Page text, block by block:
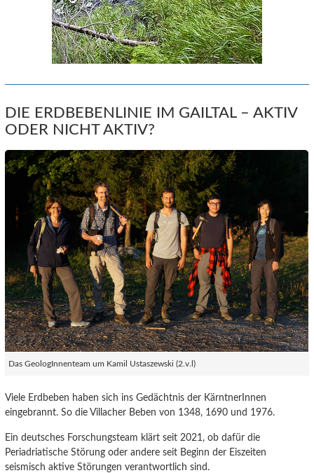
DIE ERDBEBENLINIE IM GAILTAL – AKTIV
ODER NICHT AKTIV?
Das GeologInnenteam um Kamil Ustaszewski (2.v.l)
Viele Erdbeben haben sich ins Gedächtnis der KärntnerInnen
eingebrannt. So die Villacher Beben von 1348, 1690 und 1976.
Ein deutsches Forschungsteam klärt seit 2021, ob dafür die
Periadriatische Störung oder andere seit Beginn der Eiszeiten
seismisch aktive Störungen verantwortlich sind.